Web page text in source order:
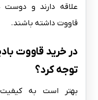
علاقه دارند و دوست
قاووت داشته باشند.
در خرید قاووت
توجه کرد؟
بهتر است به کیفیت